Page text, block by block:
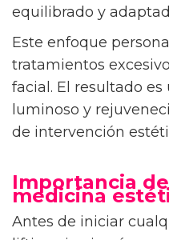
equilibrado y
Este enfoque
tratamientos
facial. El resultado
luminoso y
de intervención
Importancia
medicina
Antes de iniciar